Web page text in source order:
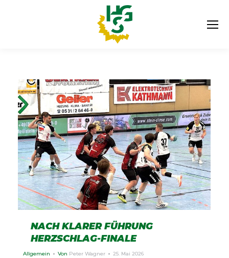
NACH KLARER FÜHRUNG
HERZSCHLAG-FINALE
Allgemein Von Peter Wagner 25. Mai 2026